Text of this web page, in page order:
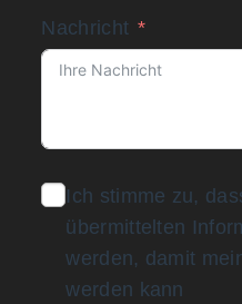
Nachricht
Ich stimme zu,
übermittelten
werden, damit
werden kann